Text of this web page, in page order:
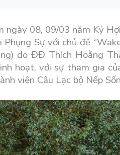
ngày 08, 09/03 năm Kỷ
Sự với chủ đề
do ĐĐ Thích Hoằng
hoạt, với sự tham gia
viên Câu Lạc bộ Nếp